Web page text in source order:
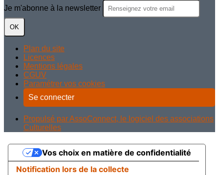
Je m'abonne à la newsletter
OK
Plan du site
Licences
Mentions légales
CGUV
Paramétrer vos cookies
Se connecter
Propulsé par AssoConnect, le logiciel des associations
Culturelles
Notification lors de la collecte
Vos choix en matière de confidentialité